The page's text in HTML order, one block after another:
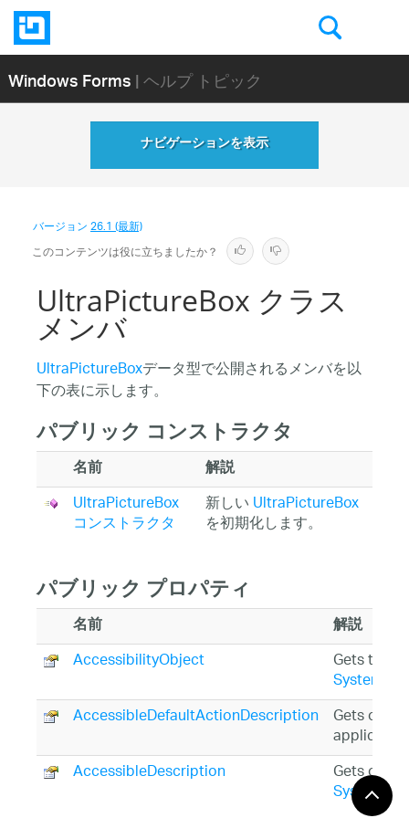
Windows Forms| ヘルプ トピック
ナビゲーションを表示
バージョン26.1 (最新)
このコンテンツは役に立ちましたか？
UltraPictureBox クラス
メンバ
UltraPictureBoxデータ型で公開されるメンバを以
下の表に示します。
パブリック コンストラクタ
名前 解説
UltraPictureBox
コンストラクタ
新しいUltraPictureBox
を初期化します。
パブリック プロパティ
名前 解説
AccessibilityObject Gets the
AccessibleDefaultActionDescription Gets or
AccessibleDescription
Gets or